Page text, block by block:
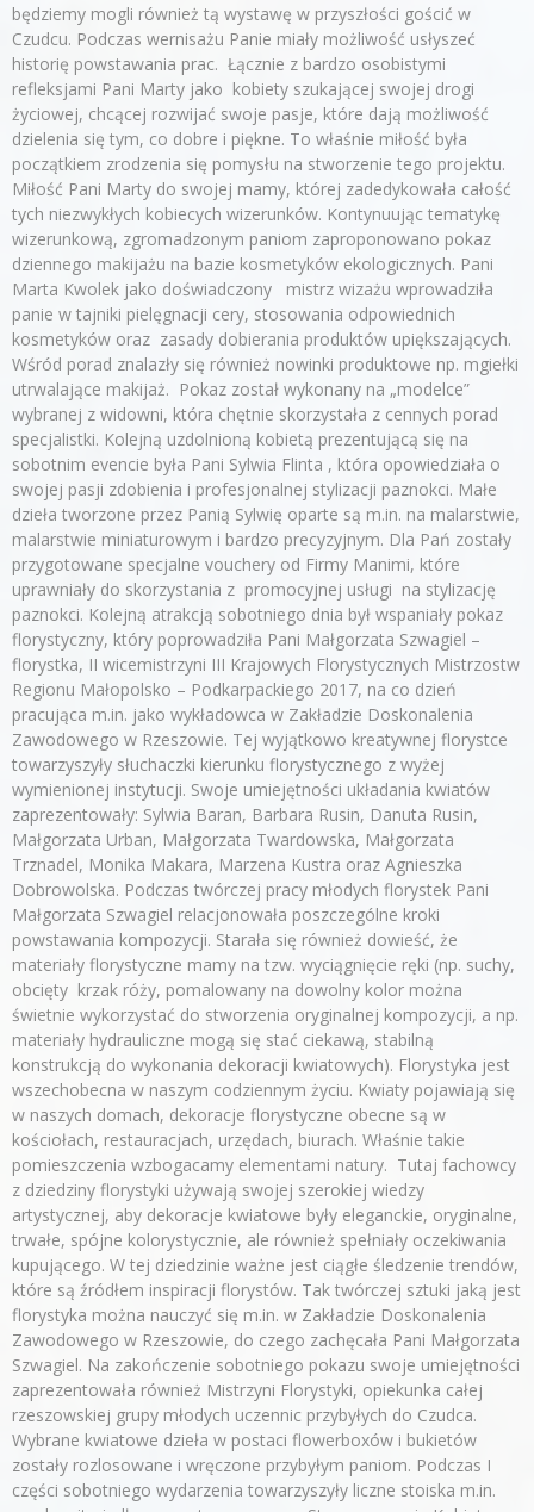
będziemy mogli również tą wystawę w przyszłości gościć w
Czudcu. Podczas wernisażu Panie miały możliwość usłyszeć
historię powstawania prac. Łącznie z bardzo osobistymi
refleksjami Pani Marty jako kobiety szukającej swojej drogi
życiowej, chcącej rozwijać swoje pasje, które dają możliwość
dzielenia się tym, co dobre i piękne. To właśnie miłość była
początkiem zrodzenia się pomysłu na stworzenie tego projektu.
Miłość Pani Marty do swojej mamy, której zadedykowała całość
tych niezwykłych kobiecych wizerunków. Kontynuując tematykę
wizerunkową, zgromadzonym paniom zaproponowano pokaz
dziennego makijażu na bazie kosmetyków ekologicznych. Pani
Marta Kwolek jako doświadczony mistrz wizażu wprowadziła
panie w tajniki pielęgnacji cery, stosowania odpowiednich
kosmetyków oraz zasady dobierania produktów upiększających.
Wśród porad znalazły się również nowinki produktowe np. mgiełki
utrwalające makijaż. Pokaz został wykonany na „modelce”
wybranej z widowni, która chętnie skorzystała z cennych porad
specjalistki. Kolejną uzdolnioną kobietą prezentującą się na
sobotnim evencie była Pani Sylwia Flinta , która opowiedziała o
swojej pasji zdobienia i profesjonalnej stylizacji paznokci. Małe
dzieła tworzone przez Panią Sylwię oparte są m.in. na malarstwie,
malarstwie miniaturowym i bardzo precyzyjnym. Dla Pań zostały
przygotowane specjalne vouchery od Firmy Manimi, które
uprawniały do skorzystania z promocyjnej usługi na stylizację
paznokci. Kolejną atrakcją sobotniego dnia był wspaniały pokaz
florystyczny, który poprowadziła Pani Małgorzata Szwagiel –
florystka, II wicemistrzyni III Krajowych Florystycznych Mistrzostw
Regionu Małopolsko – Podkarpackiego 2017, na co dzień
pracująca m.in. jako wykładowca w Zakładzie Doskonalenia
Zawodowego w Rzeszowie. Tej wyjątkowo kreatywnej florystce
towarzyszyły słuchaczki kierunku florystycznego z wyżej
wymienionej instytucji. Swoje umiejętności układania kwiatów
zaprezentowały: Sylwia Baran, Barbara Rusin, Danuta Rusin,
Małgorzata Urban, Małgorzata Twardowska, Małgorzata
Trznadel, Monika Makara, Marzena Kustra oraz Agnieszka
Dobrowolska. Podczas twórczej pracy młodych florystek Pani
Małgorzata Szwagiel relacjonowała poszczególne kroki
powstawania kompozycji. Starała się również dowieść, że
materiały florystyczne mamy na tzw. wyciągnięcie ręki (np. suchy,
obcięty krzak róży, pomalowany na dowolny kolor można
świetnie wykorzystać do stworzenia oryginalnej kompozycji, a np.
materiały hydrauliczne mogą się stać ciekawą, stabilną
konstrukcją do wykonania dekoracji kwiatowych). Florystyka jest
wszechobecna w naszym codziennym życiu. Kwiaty pojawiają się
w naszych domach, dekoracje florystyczne obecne są w
kościołach, restauracjach, urzędach, biurach. Właśnie takie
pomieszczenia wzbogacamy elementami natury. Tutaj fachowcy
z dziedziny florystyki używają swojej szerokiej wiedzy
artystycznej, aby dekoracje kwiatowe były eleganckie, oryginalne,
trwałe, spójne kolorystycznie, ale również spełniały oczekiwania
kupującego. W tej dziedzinie ważne jest ciągłe śledzenie trendów,
które są źródłem inspiracji florystów. Tak twórczej sztuki jaką jest
florystyka można nauczyć się m.in. w Zakładzie Doskonalenia
Zawodowego w Rzeszowie, do czego zachęcała Pani Małgorzata
Szwagiel. Na zakończenie sobotniego pokazu swoje umiejętności
zaprezentowała również Mistrzyni Florystyki, opiekunka całej
rzeszowskiej grupy młodych uczennic przybyłych do Czudca.
Wybrane kwiatowe dzieła w postaci flowerboxów i bukietów
zostały rozlosowane i wręczone przybyłym paniom. Podczas I
części sobotniego wydarzenia towarzyszyły liczne stoiska m.in.